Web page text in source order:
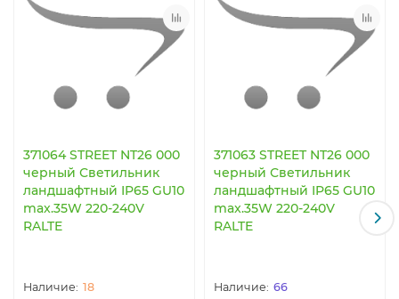
371064 STREET NT26 000
черный Светильник
ландшафтный IP65 GU10
max.35W 220-240V
RALTE
18
371063 STREET NT26 000
черный Светильник
ландшафтный IP65 GU10
max.35W 220-240V
RALTE
66